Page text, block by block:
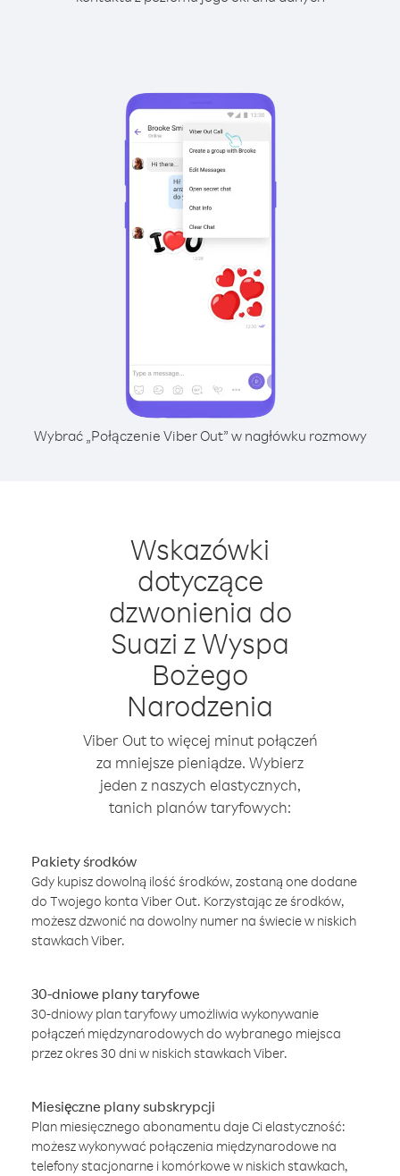
Wybrać „Połączenie Viber Out” w nagłówku rozmowy
Wskazówki
dotyczące
dzwonienia do
Suazi z Wyspa
Bożego
Narodzenia
Viber Out to więcej minut połączeń
za mniejsze pieniądze. Wybierz
jeden z naszych elastycznych,
tanich planów taryfowych:
Pakiety środków
Gdy kupisz dowolną ilość środków, zostaną one dodane
do Twojego konta Viber Out. Korzystając ze środków,
możesz dzwonić na dowolny numer na świecie w niskich
stawkach Viber.
30-dniowe plany taryfowe
30-dniowy plan taryfowy umożliwia wykonywanie
połączeń międzynarodowych do wybranego miejsca
przez okres 30 dni w niskich stawkach Viber.
Miesięczne plany subskrypcji
Plan miesięcznego abonamentu daje Ci elastyczność:
możesz wykonywać połączenia międzynarodowe na
telefony stacjonarne i komórkowe w niskich stawkach,